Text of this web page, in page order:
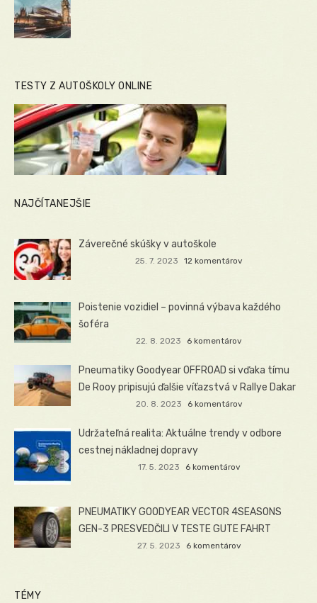
TESTY Z AUTOŠKOLY ONLINE
NAJČÍTANEJŠIE
Záverečné skúšky v autoškole
25. 7. 2023 12 komentárov
Poistenie vozidiel – povinná výbava každého
šoféra
22. 8. 2023 6 komentárov
Pneumatiky Goodyear OFFROAD si vďaka tímu
De Rooy pripisujú ďalšie víťazstvá v Rallye Dakar
20. 8. 2023 6 komentárov
Udržateľná realita: Aktuálne trendy v odbore
cestnej nákladnej dopravy
17. 5. 2023 6 komentárov
PNEUMATIKY GOODYEAR VECTOR 4SEASONS
GEN-3 PRESVEDČILI V TESTE GUTE FAHRT
27. 5. 2023 6 komentárov
TÉMY